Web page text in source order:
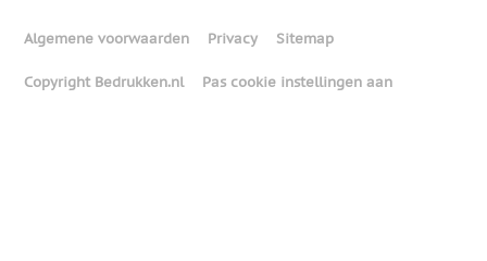
Algemene voorwaarden Privacy Sitemap
Copyright Bedrukken.nl Pas cookie instellingen aan